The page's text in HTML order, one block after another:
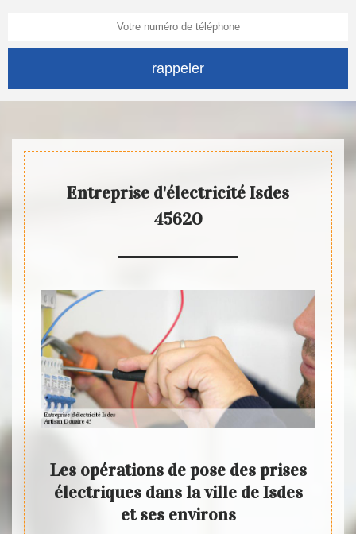
Entreprise d'électricité Isdes
45620
de
Les opérations de pose des prises
électriques dans la ville de Isdes
et ses environs